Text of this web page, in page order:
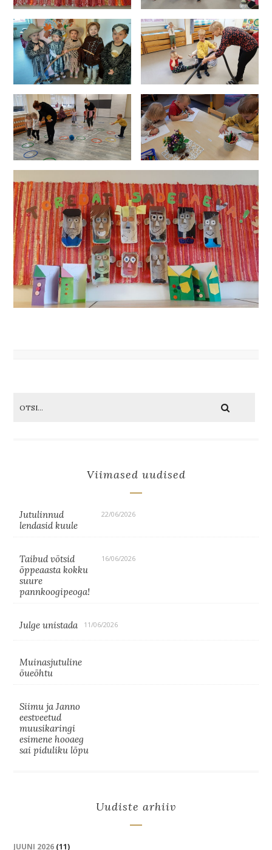
Viimased uudised
Jutulinnud
lendasid kuule
22/06/2026
Taibud võtsid
õppeaasta kokku
suure
pannkoogipeoga!
16/06/2026
Julge unistada 11/06/2026
Muinasjutuline
õueõhtu
Siimu ja Janno
eestveetud
muusikaringi
esimene hooaeg
sai piduliku lõpu
Uudiste arhiiv
JUUNI 2026 (11)